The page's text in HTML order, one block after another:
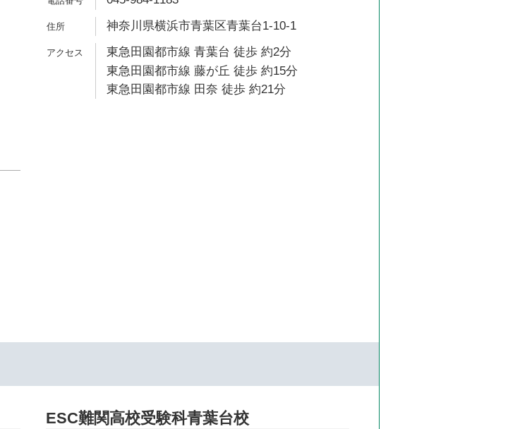
神奈川県横浜市青葉区青葉台1-10-1
東急田園都市線 青葉台 徒歩 約2分
東急田園都市線 藤が丘 徒歩 約15分
東急田園都市線 田奈 徒歩 約21分
ESC難関高校受験科青葉台校